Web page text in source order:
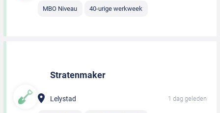
MBO Niveau 40-urige werkweek
Stratenmaker
Lelystad 1 dag geleden